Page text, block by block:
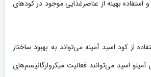
بهینه از عناصرغذایی موجود در کودهای
از کود اسید آمینه می‌تواند به بهبود ساختار
اسید می‌توانند فعالیت میکروارگانیسم‌های